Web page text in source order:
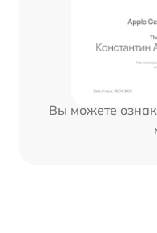
Вы можете